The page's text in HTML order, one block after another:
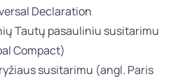
Declaration
Tautų pasauliniu susitarimu
Compact)
susitarimu (angl. Paris